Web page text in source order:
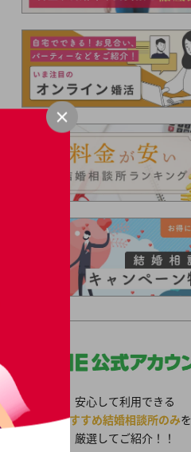
安心して利用できる
おすすめ結婚相談所のみを
厳選してご紹介！！